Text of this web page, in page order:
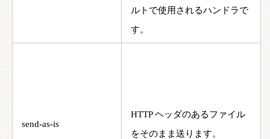
ルトで使用されるハンドラで
す。
send-as-is
HTTP ヘッダのあるファイル
をそのまま送ります。